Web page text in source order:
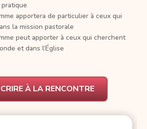
apportera de particulier à ceux qui
la mission pastorale
peut apporter à ceux qui cherchent
et dans l’Église
À LA RENCONTRE